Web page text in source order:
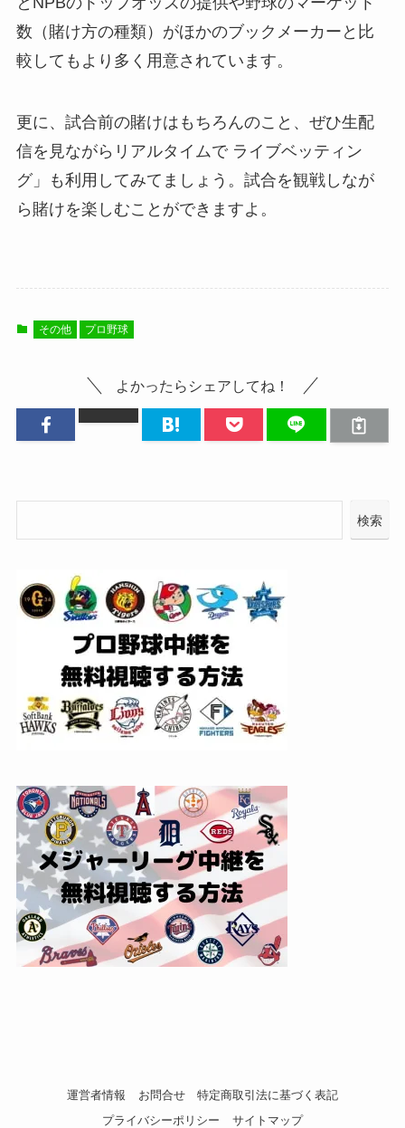
数（賭け方の種類）がほかのブックメーカーと比
較してもより多く用意されています。
更に、試合前の賭けはもちろんのこと、ぜひ生配
信を見ながらリアルタイムで ライブベッティン
グ」も利用してみてましょう。試合を観戦しなが
ら賭けを楽しむことができますよ。
その他 プロ野球
よかったらシェアしてね！
検索
運営者情報 お問合せ
特定商取引法に基づく表記
プライバシーポリシー
サイトマップ